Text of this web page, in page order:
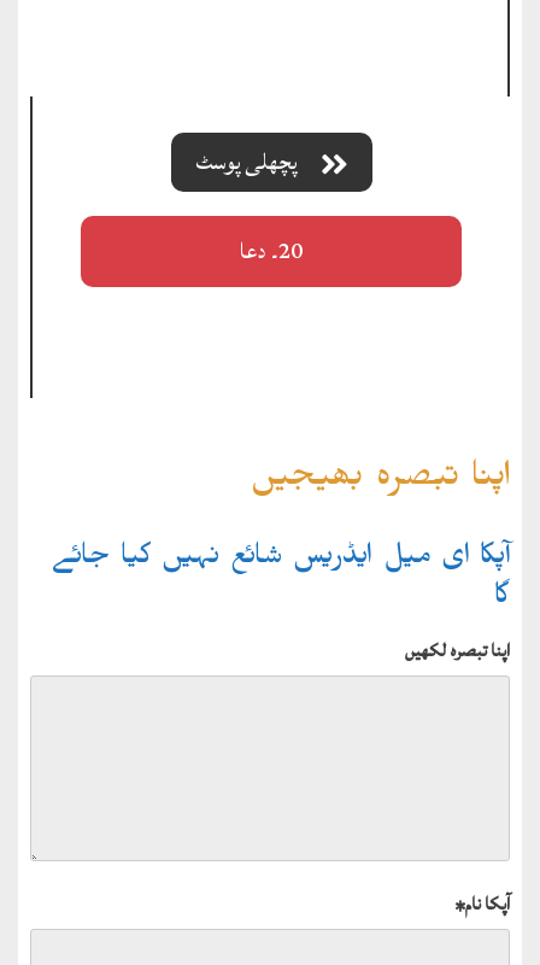
پچھلی پوسٹ
20۔ دعا
اپنا تبصرہ بھیجیں
آپکا ای میل ایڈریس شائع نہیں کیا جائے
گا
اپنا تبصرہ لکھیں
آپکا نام*